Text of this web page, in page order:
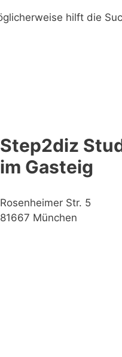
hilft die
Step2diz
im Gasteig
Rosenheimer Str. 5
81667 München